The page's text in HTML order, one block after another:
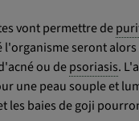
vont permettre de
seront alors
ou depsoriasis.
une peau souple et
les baies de goji